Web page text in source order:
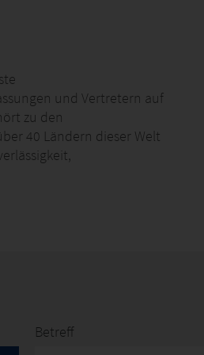
und Vertretern auf
zu den
40 Ländern dieser Welt
die Museumsinsel in
am Geschäftsmodell:
Betreff